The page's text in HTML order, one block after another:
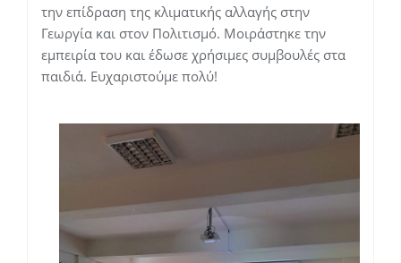
την επίδραση της κλιματικής αλλαγής στην
Γεωργία και στον Πολιτισμό. Μοιράστηκε την
εμπειρία του και έδωσε χρήσιμες συμβουλές στα
παιδιά. Ευχαριστούμε πολύ!